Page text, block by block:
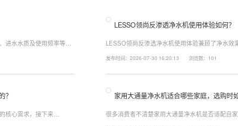
进水水质及使用频率等因
次以保障出水口感。
LESSO领尚反渗透净水机使用体验如何？
LESSO领尚反渗透净水机使用体验兼顾了净水效
水，不仅满足厨房多场景用水需求，还有助于延长
发布时间：2026-07-30 16:20:13 浏览数：101
？
核心需求，接下来
家用大通量净水机适合哪些家庭，选购时
很多消费者不清楚家用大通量净水机是否适配自